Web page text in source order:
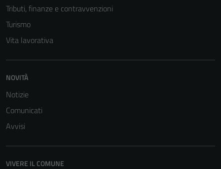
Tributi, finanze e contravvenzioni
Turismo
Vita lavorativa
NOVITÀ
Notizie
Comunicati
Avvisi
VIVERE IL COMUNE
Questi cookie